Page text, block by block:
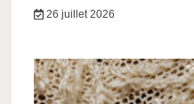
26 juillet 2026